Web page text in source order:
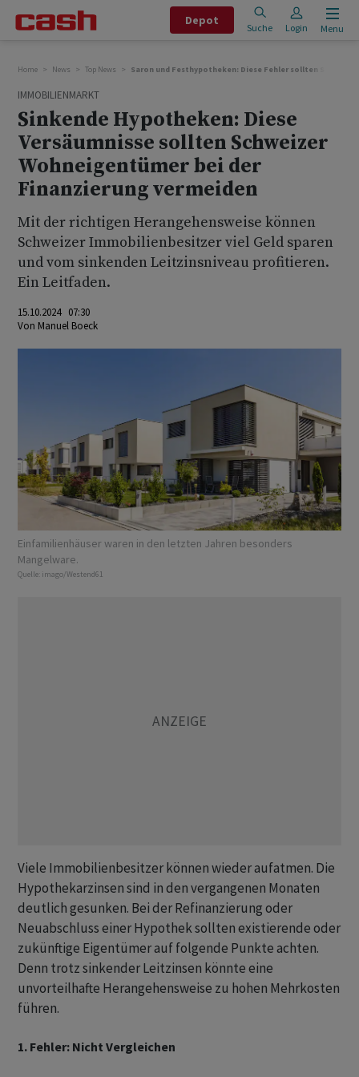
Depot
Suche Login Menu
Home News Top News Saron und Festhypotheken: Diese Fehler sollten
IMMOBILIENMARKT
Sinkende Hypotheken: Diese
Versäumnisse sollten Schweizer
Wohneigentümer bei der
Finanzierung vermeiden
Mit der richtigen Herangehensweise können
Schweizer Immobilienbesitzer viel Geld sparen
und vom sinkenden Leitzinsniveau profitieren.
Ein Leitfaden.
15.10.2024 07:30
Von Manuel Boeck
Einfamilienhäuser waren in den letzten Jahren besonders
Mangelware.
Quelle: imago/Westend61
Viele Immobilienbesitzer können wieder aufatmen. Die
Hypothekarzinsen sind in den vergangenen Monaten
deutlich gesunken. Bei der Refinanzierung oder
Neuabschluss einer Hypothek sollten existierende oder
zukünftige Eigentümer auf folgende Punkte achten.
Denn trotz sinkender Leitzinsen könnte eine
unvorteilhafte Herangehensweise zu hohen Mehrkosten
führen.
1. Fehler: Nicht Vergleichen